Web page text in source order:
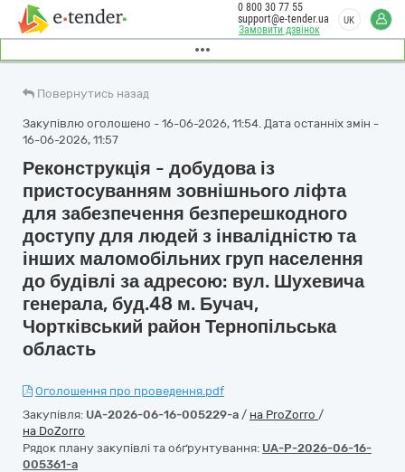
Замовити дзвінок
0 800 30 77 55
support@e-tender.ua
UK
Повернутись назад
Закупівлю оголошено - 16-06-2026, 11:54. Дата останніх змін -
16-06-2026, 11:57
Реконструкція - добудова із
пристосуванням зовнішнього ліфта
для забезпечення безперешкодного
доступу для людей з інвалідністю та
інших маломобільних груп населення
до будівлі за адресою: вул. Шухевича
генерала, буд.48 м. Бучач,
Чортківський район Тернопільська
область
Оголошення про проведення.pdf
Закупівля: UA-2026-06-16-005229-a / на ProZorro /
на DoZorro
Рядок плану закупівлі та обґрунтування: UA-P-2026-06-16-
005361-a